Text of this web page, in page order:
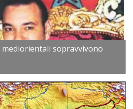
mediorientali sopravvivono